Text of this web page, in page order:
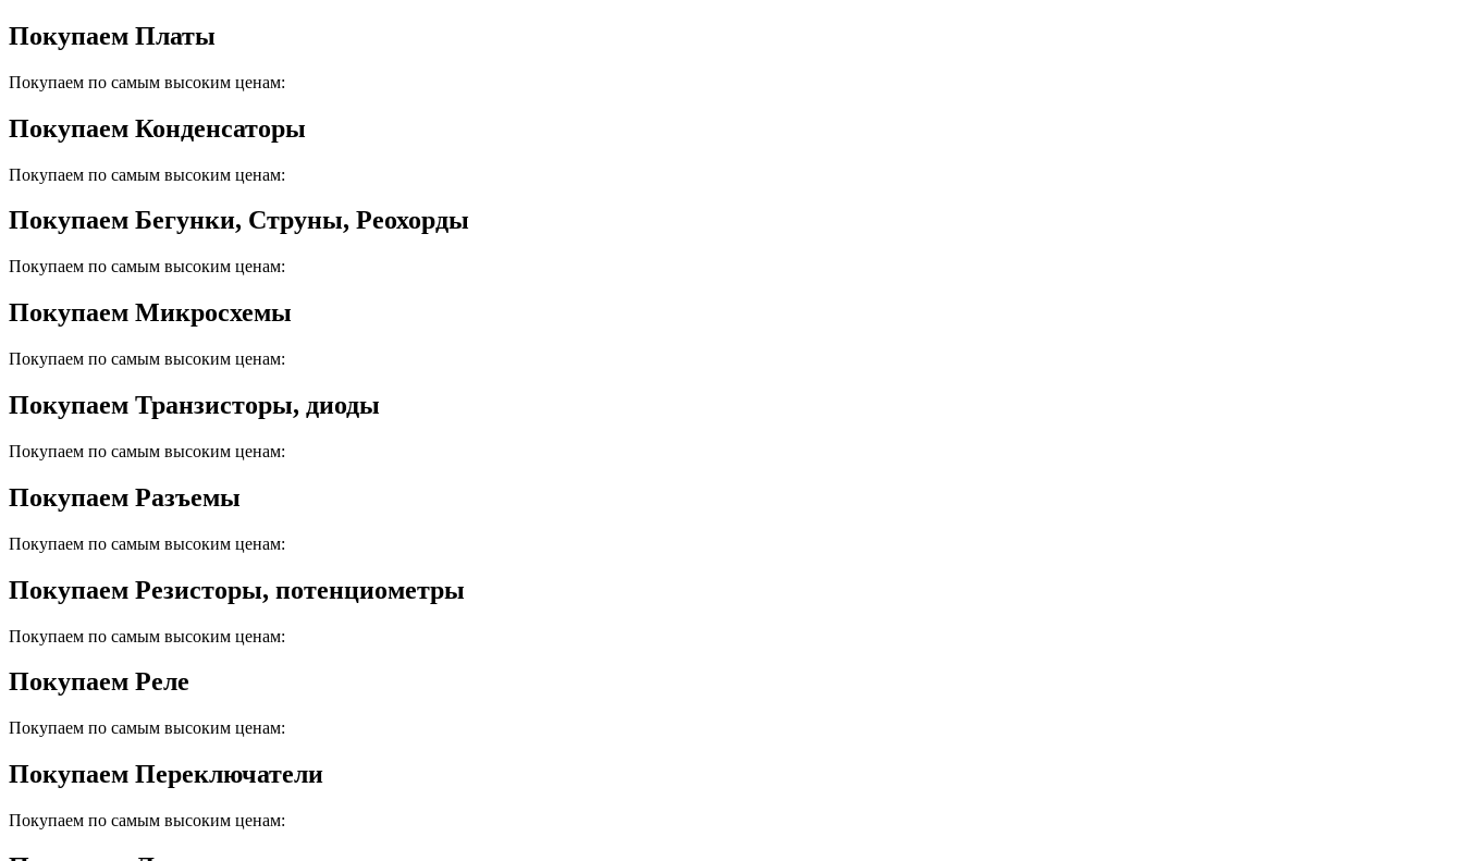
Покупаем Платы
Покупаем по самым высоким ценам:
Покупаем Конденсаторы
Покупаем по самым высоким ценам:
Покупаем Бегунки, Струны, Реохорды
Покупаем по самым высоким ценам:
Покупаем Микросхемы
Покупаем по самым высоким ценам:
Покупаем Транзисторы, диоды
Покупаем по самым высоким ценам:
Покупаем Разъемы
Покупаем по самым высоким ценам:
Покупаем Резисторы, потенциометры
Покупаем по самым высоким ценам:
Покупаем Реле
Покупаем по самым высоким ценам:
Покупаем Переключатели
Покупаем по самым высоким ценам: